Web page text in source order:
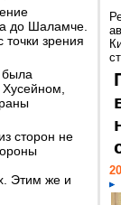
до Шаламче.
зрения
была
сторон не
Этим же и